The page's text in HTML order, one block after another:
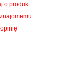
o produkt